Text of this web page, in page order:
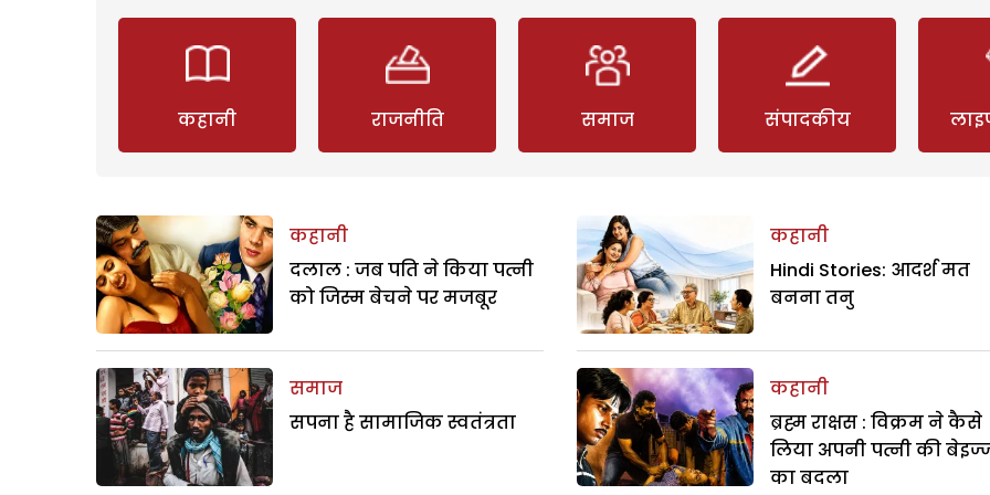
कहानी राजनीति समाज संपादकीय
कहानी
दलाल : जब पति ने किया पत्नी
को जिस्म बेचने पर मजबूर
समाज
सपना है सामाजिक स्वतंत्रता
कहानी
Hindi Stories: आदर्श मत
बनना तनु
कहानी
ब्रह्म राक्षस : विक्रम ने कैसे
लिया अपनी पत्नी की
का बदला